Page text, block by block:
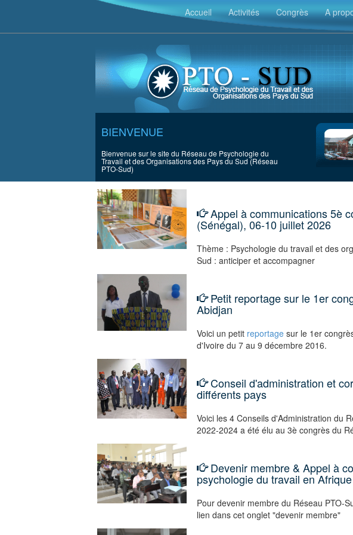
Accueil Activités Congrès A
BIENVENUE
Bienvenue sur le site du Réseau de Psychologie du
Travail et des Organisations des Pays du Sud (Réseau
PTO-Sud)
Appel à communications 5è
(Sénégal), 06-10 juillet 2026
Thème : Psychologie du travail et des
Sud : anticiper et accompagner
Petit reportage sur le 1er
Abidjan
Voici un petit reportage sur le 1er
d'Ivoire du 7 au 9 décembre 2016.
Conseil d'administration et
différents pays
Voici les 4 Conseils d'Administration du
2022-2024 a été élu au 3è congrès du
Devenir membre & Appel à
psychologie du travail en Afrique
Pour devenir membre du Réseau PTO-
lien dans cet onglet "devenir membre"